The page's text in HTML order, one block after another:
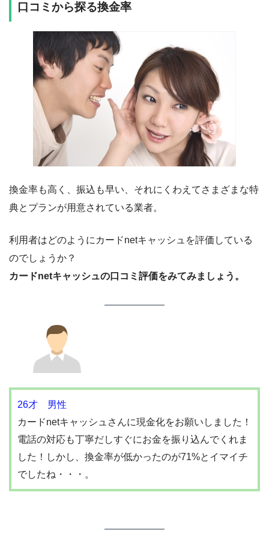
口コミから探る換金率
換金率も高く、振込も早い、それにくわえてさまざまな特
典とプランが用意されている業者。
利用者はどのようにカードnetキャッシュを評価している
のでしょうか？
カードnetキャッシュの口コミ評価をみてみましょう。
26才 男性
カードnetキャッシュさんに現金化をお願いしました！
電話の対応も丁寧だしすぐにお金を振り込んでくれま
した！しかし、換金率が低かったのが71%とイマイチ
でしたね・・・。